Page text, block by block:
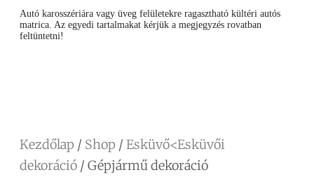
Autó karosszériára vagy üveg felületekre ragasztható kültéri autós
matrica. Az egyedi tartalmakat kérjük a megjegyzés rovatban
feltüntetni!
Kezdőlap / Shop / Esküvő<Esküvői
dekoráció / Gépjármű dekoráció